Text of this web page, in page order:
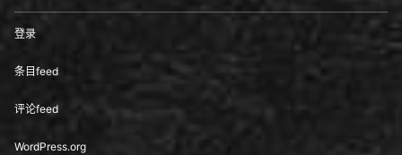
登录
条目feed
评论feed
WordPress.org